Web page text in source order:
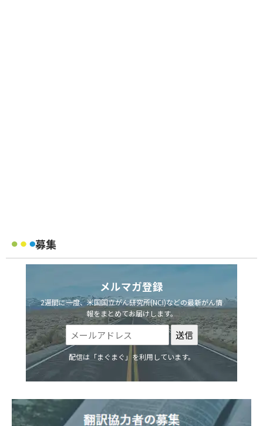
募集
メルマガ登録
2週間に一度、米国国立がん研究所(NCI)などの最新がん情
報をまとめてお届けします。
配信は「まぐまぐ」を利用しています。